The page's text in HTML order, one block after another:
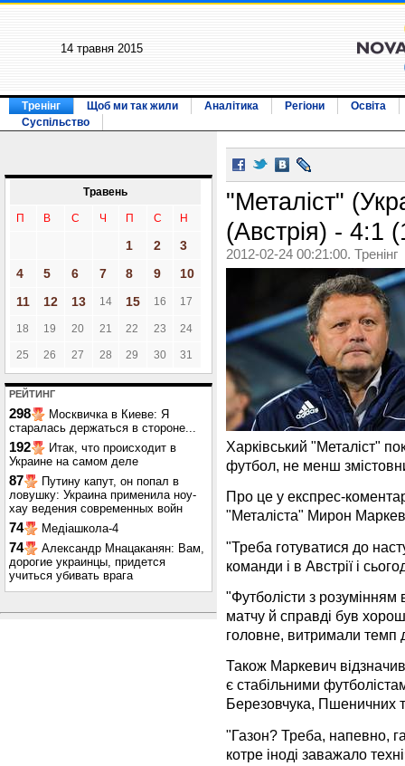
14 травня 2015
Тренінг Щоб ми так жили Аналітика Регіони
Освіта
Суспільство
Травень
П В С Ч П С Н
1 2
3
4
5 6 7 8 9
10
11
12 13 14 15 16 17
18 19 20 21 22 23 24
25 26 27 28 29 30 31
РЕЙТИНГ
298
Москвичка в Киеве: Я
старалась держаться в стороне...
192
Итак, что происходит в
Украине на самом деле
87
Путину капут, он попал в
ловушку: Украина применила ноу-
хау ведения современных войн
74 Медіашкола-4
74
Александр Мнацаканян: Вам,
дорогие украинцы, придется
учиться убивать врага
"Металіст"
(Австрія) - 4:1
2012-02-24 00:21:00. Тренінг
Харківський "Металіст"
футбол, не менш
Про це у експрес-
"Металіста" Мирон
"Треба готуватися до
команди і в Австрії і
"Футболісти з
матчу й справді був
головне, витримали темп
Також Маркевич
є стабільними
Березовчука, Пшеничних
"Газон? Треба, напевно,
котре іноді заважало